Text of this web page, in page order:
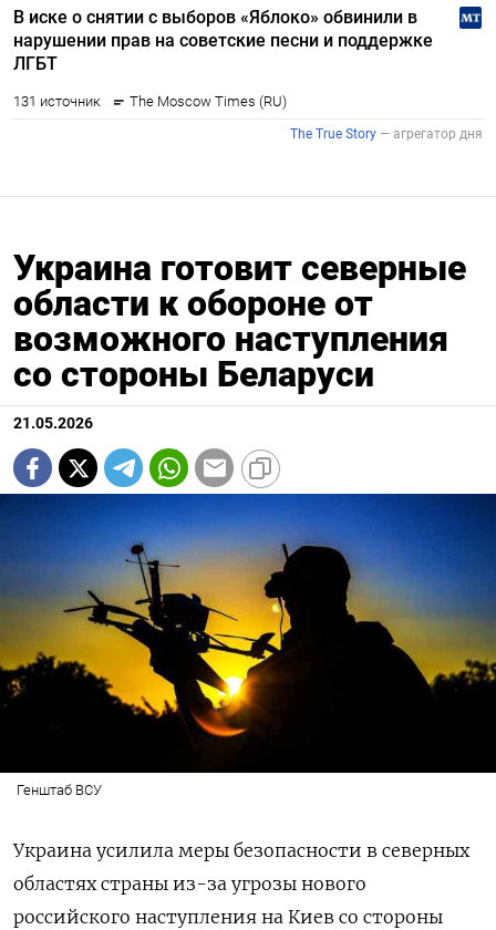
Украина готовит северные
области к обороне от
возможного наступления
со стороны Беларуси
21.05.2026
Генштаб ВСУ
Украина усилила меры безопасности в северных
областях страны из-за угрозы нового
российского наступления на Киев со стороны